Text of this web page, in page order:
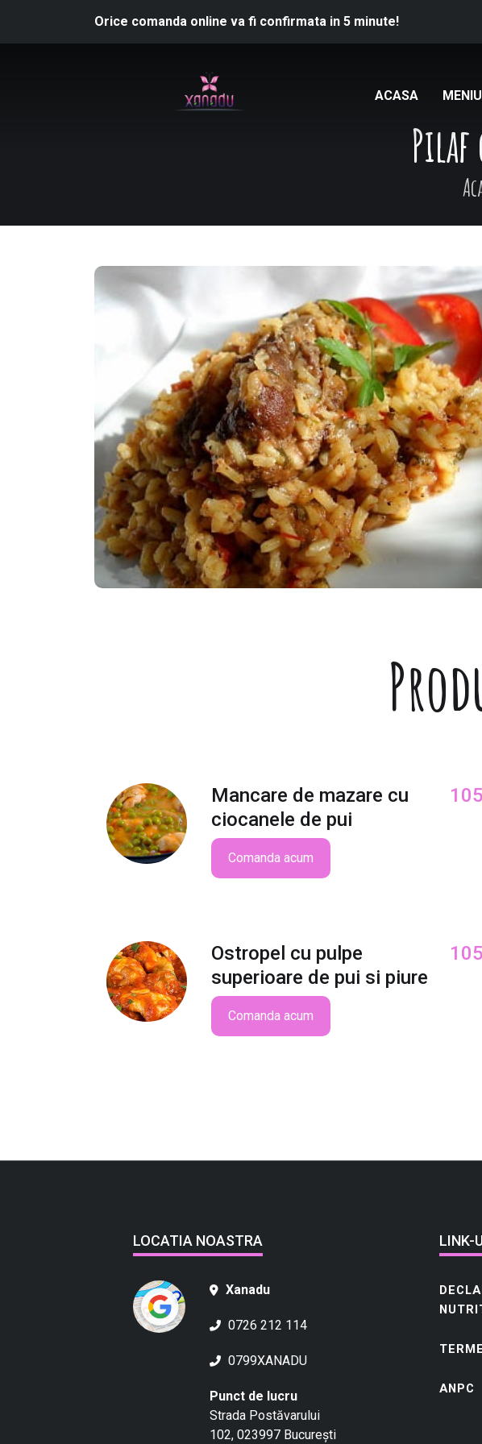
Orice comanda online va fi confirmata in 5 minute!
ACASA MENIU
Pilaf
Mancare de mazare cu
ciocanele de pui
Comanda acum
Ostropel cu pulpe
superioare de pui si piure
Comanda acum
LOCATIA NOASTRA
Xanadu
0726 212 114
0799XANADU
Punct de lucru
Strada Postăvarului
102, 023997 București
LINK-
ANPC